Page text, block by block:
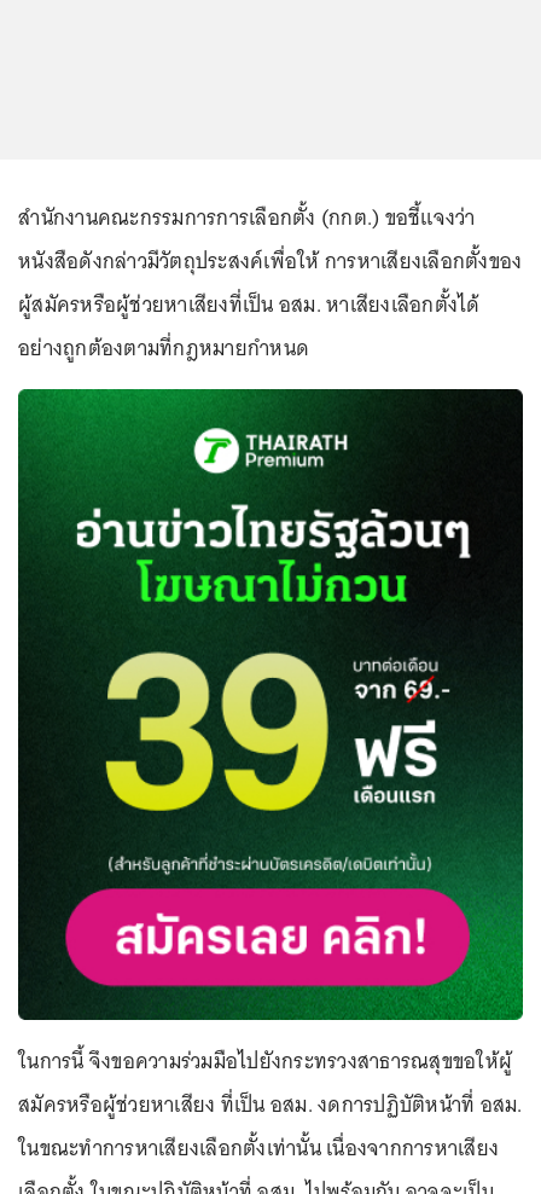
สํานักงานคณะกรรมการการเลือกตั้ง (กกต.) ขอชี้แจงว่า
หนังสือดังกล่าวมีวัตถุประสงค์เพื่อให้ การหาเสียงเลือกตั้งของ
ผู้สมัครหรือผู้ช่วยหาเสียงที่เป็น อสม. หาเสียงเลือกตั้งได้
อย่างถูกต้องตามที่กฎหมายกําหนด
ในการนี้ จึงขอความร่วมมือไปยังกระทรวงสาธารณสุขขอให้ผู้
สมัครหรือผู้ช่วยหาเสียง ที่เป็น อสม. งดการปฏิบัติหน้าที่ อสม.
ในขณะทําการหาเสียงเลือกตั้งเท่านั้น เนื่องจากการหาเสียง